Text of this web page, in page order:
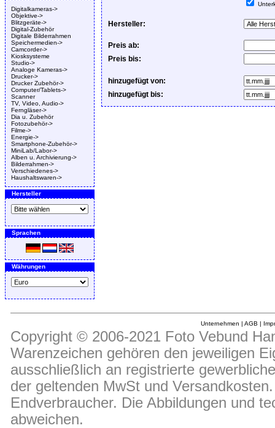
Digitalkameras->
Objektive->
Blitzgeräte->
Digital-Zubehör
Digitale Bilderrahmen
Speichermedien->
Camcorder->
Kiosksysteme
Studio->
Analoge Kameras->
Drucker->
Drucker Zubehör->
Computer/Tablets->
Scanner
TV, Video, Audio->
Ferngläser->
Dia u. Zubehör
Fotozubehör->
Filme->
Energie->
Smartphone-Zubehör->
MiniLab/Labor->
Alben u. Archivierung->
Bilderrahmen->
Verschiedenes->
Haushaltswaren->
Hersteller
Sprachen
Währungen
Hersteller:
Preis ab:
Preis bis:
hinzugefügt von:
hinzugefügt bis:
Unternehmen | AGB |
Copyright © 2006-2021 Foto Vebund
Warenzeichen gehören den jeweiligen
ausschließlich an registrierte
der geltenden MwSt und
Endverbraucher. Die Abbildungen und
abweichen.